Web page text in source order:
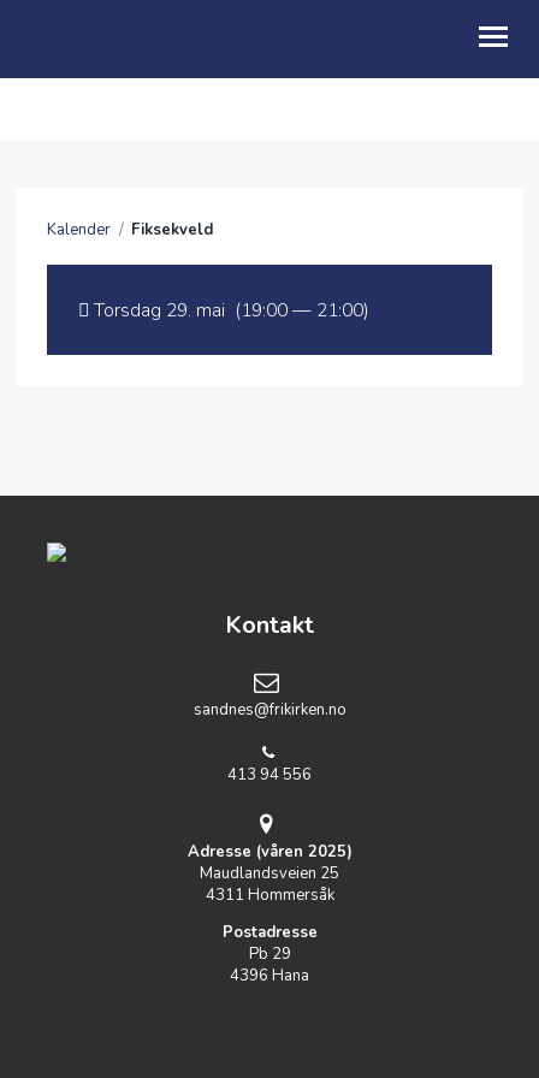
KALENDER
Kalender / Fiksekveld
Torsdag 29. mai (19:00 — 21:00)
Kontakt
sandnes@frikirken.no
413 94 556
Adresse (våren 2025)
Maudlandsveien 25
4311 Hommersåk
Postadresse
Pb 29
4396 Hana